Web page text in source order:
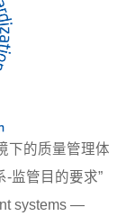
下的质量管理体
-监管目的要求”
systems —